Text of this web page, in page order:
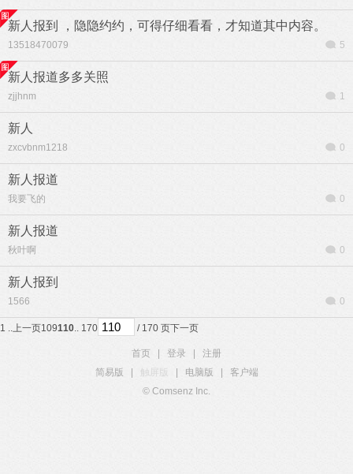
新人报到 ，隐隐约约，可得仔细看看，才知道其中内容。
13518470079 5
新人报道多多关照
zjjhnm 1
新人
zxcvbnm1218 0
新人报道
我要飞的 0
新人报道
秋叶啊 0
新人报到
1566 0
1 ..上一页109110.. 170 / 170 页下一页
首页 登录
注册
简易版
触屏版 电脑版
客户端
© Comsenz Inc.